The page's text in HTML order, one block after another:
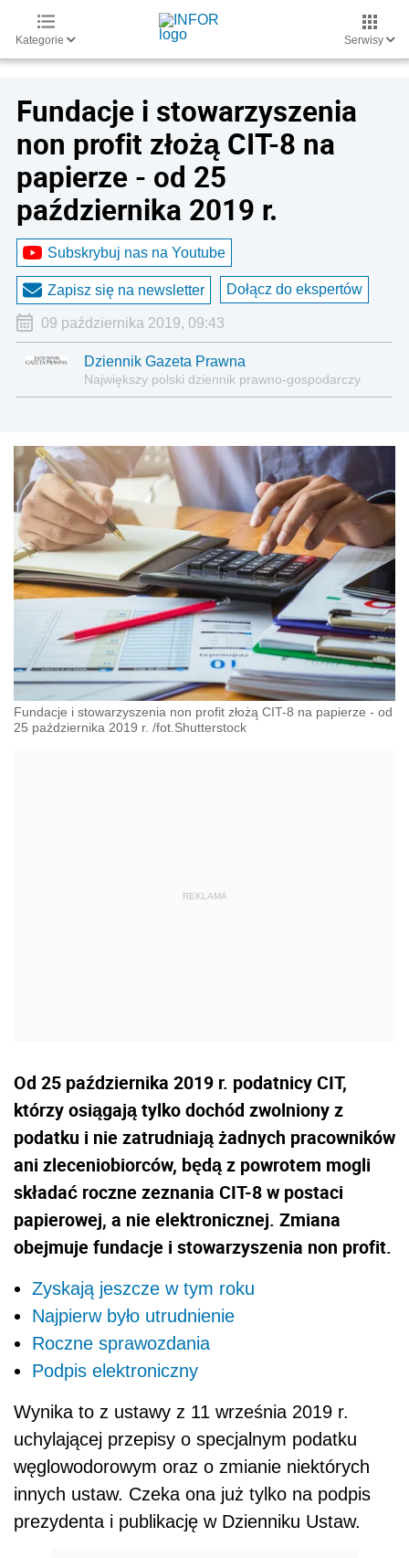
Kategorie Serwisy
Fundacje i stowarzyszenia
non profit złożą CIT-8 na
papierze - od 25
października 2019 r.
Subskrybuj nas na Youtube
Zapisz się na newsletter Dołącz do ekspertów
09 października 2019, 09:43
Dziennik Gazeta Prawna
Największy polski dziennik prawno-gospodarczy
Fundacje i stowarzyszenia non profit złożą CIT-8 na papierze - od
25 października 2019 r. /fot.Shutterstock
Od 25 października 2019 r. podatnicy CIT,
którzy osiągają tylko dochód zwolniony z
podatku i nie zatrudniają żadnych pracowników
ani zleceniobiorców, będą z powrotem mogli
składać roczne zeznania CIT-8 w postaci
papierowej, a nie elektronicznej. Zmiana
obejmuje fundacje i stowarzyszenia non profit.
Zyskają jeszcze w tym roku
Najpierw było utrudnienie
Roczne sprawozdania
Podpis elektroniczny
Wynika to z ustawy z 11 września 2019 r.
uchylającej przepisy o specjalnym podatku
węglowodorowym oraz o zmianie niektórych
innych ustaw. Czeka ona już tylko na podpis
prezydenta i publikację w Dzienniku Ustaw.